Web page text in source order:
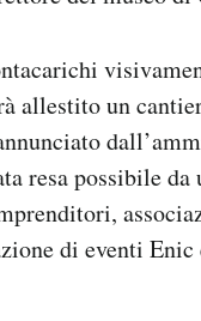
allestito un
resa possibile
di eventi